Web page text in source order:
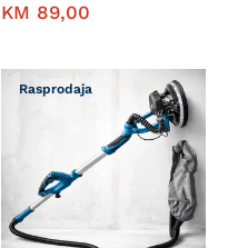
KM 89,00
Rasprodaja